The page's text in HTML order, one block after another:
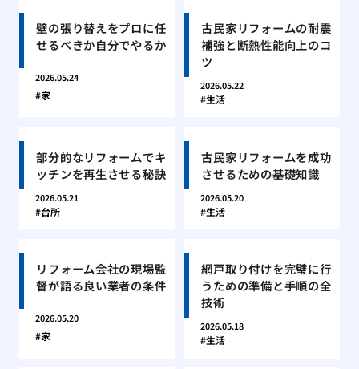
壁の張り替えをプロに任
せるべきか自分でやるか
2026.05.24
家
古民家リフォームの耐震
補強と断熱性能向上のコ
ツ
2026.05.22
生活
部分的なリフォームでキ
ッチンを再生させる秘訣
2026.05.21
台所
古民家リフォームを成功
させるための基礎知識
2026.05.20
生活
リフォーム会社の現場監
督が語る良い業者の条件
2026.05.20
家
網戸取り付けを完璧に行
うための準備と手順の全
技術
2026.05.18
生活